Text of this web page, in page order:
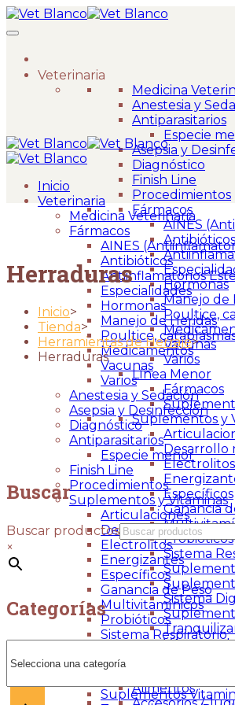
Veterinaria
Medicina
Anestesia y
Antiparasitarios
Especie
Asepsia y
Diagnóstico
Finish Line
Procedimientos
Fármacos
AINES
Antibióticos
Hormonas
Manejo de
Poultice,
Vacunas
Varios
Línea Menor
Fármacos
Suplementos y
Desarrollo
Electrolitos
Específicos
Ganancia
Probióticos
Sistema
Sistema
Vitaminas
Caballos
Alimentos
Inicio
Veterinaria
Medicina Veterinaria
Fármacos
AINES
Antibióticos
Antiinflamatorios
Especialidades
Hormonas
Manejo de Heridas
Poultice,
Medicamentos
Vacunas
Varios
Anestesia y Sedación
Asepsia y Desinfección
Diagnóstico
Antiparasitarios
Especie menor
Finish Line
Procedimientos
Suplementos y Vitaminas
Articulaciones
Desarrollo muscular
Electrolitos
Energizantes
Específicos
Ganancia de Peso
Multivitamínicos
Probióticos
Sistema Respiratorio
Suplementos y
Suplemento para
Suplementos
Herraduras
Inicio>
Tienda>
Herramientas de Herraje>
Herraduras
Buscar
Buscar productos
×
Categorías
una